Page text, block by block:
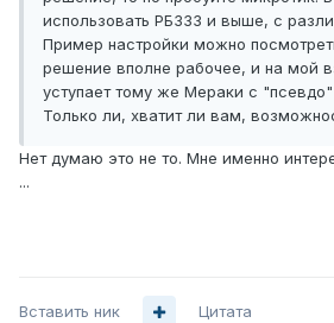
использовать РБ333 и выше, с
Пример настройки можно
решение вполне рабочее, и на мой
уступает тому же Мераки с
Только ли, хватит ли вам,
Нет думаю это не то. Мне именно
...
Вставить ник Цитата